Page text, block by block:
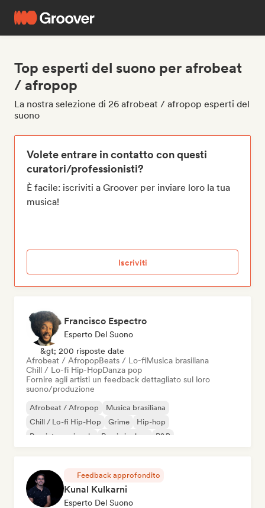
Top esperti del suono per afrobeat
/ afropop
La nostra selezione di 26 afrobeat / afropop esperti del
suono
Volete entrare in contatto con questi
curatori/professionisti?
È facile: iscriviti a Groover per inviare loro la tua
musica!
Iscriviti
Francisco Espectro
Esperto Del Suono
&gt; 200 risposte date
Afrobeat / AfropopBeats / Lo-fiMusica brasiliana
Chill / Lo-fi Hip-HopDanza pop
Fornire agli artisti un feedback dettagliato sul loro
suono/produzione
Afrobeat / Afropop
Musica brasiliana
Chill / Lo-fi Hip-Hop
Grime
Hip-hop
Pop internazionale
Rap in inglese R&B
Feedback approfondito
Kunal Kulkarni
Esperto Del Suono